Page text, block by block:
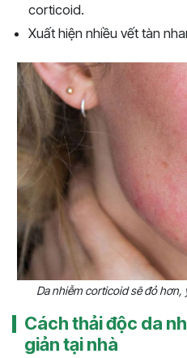
corticoid.
Xuất hiện nhiều vết tàn
Da nhiễm corticoid sẽ đỏ hơn,
Cách thải độc da
giản tại nhà